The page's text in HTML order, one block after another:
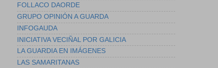
FOLLACO DAORDE
GRUPO OPINIÓN A GUARDA
INFOGAUDA
INICIATIVA VECIÑAL POR GALICIA
LA GUARDIA EN IMÁGENES
LAS SAMARITANAS